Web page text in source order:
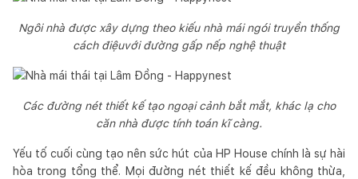
Ngôi nhà được xây dựng theo kiếu nhà mái ngói truyền thống
cách điệuvới đường gấp nếp nghệ thuật
Các đường nét thiết kế tạo ngoại cảnh bắt mắt, khác lạ cho
căn nhà được tính toán kĩ càng.
Yếu tố cuối cùng tạo nên sức hút của HP House chính là sự hài
hòa trong tổng thể. Mọi đường nét thiết kế đều không thừa,